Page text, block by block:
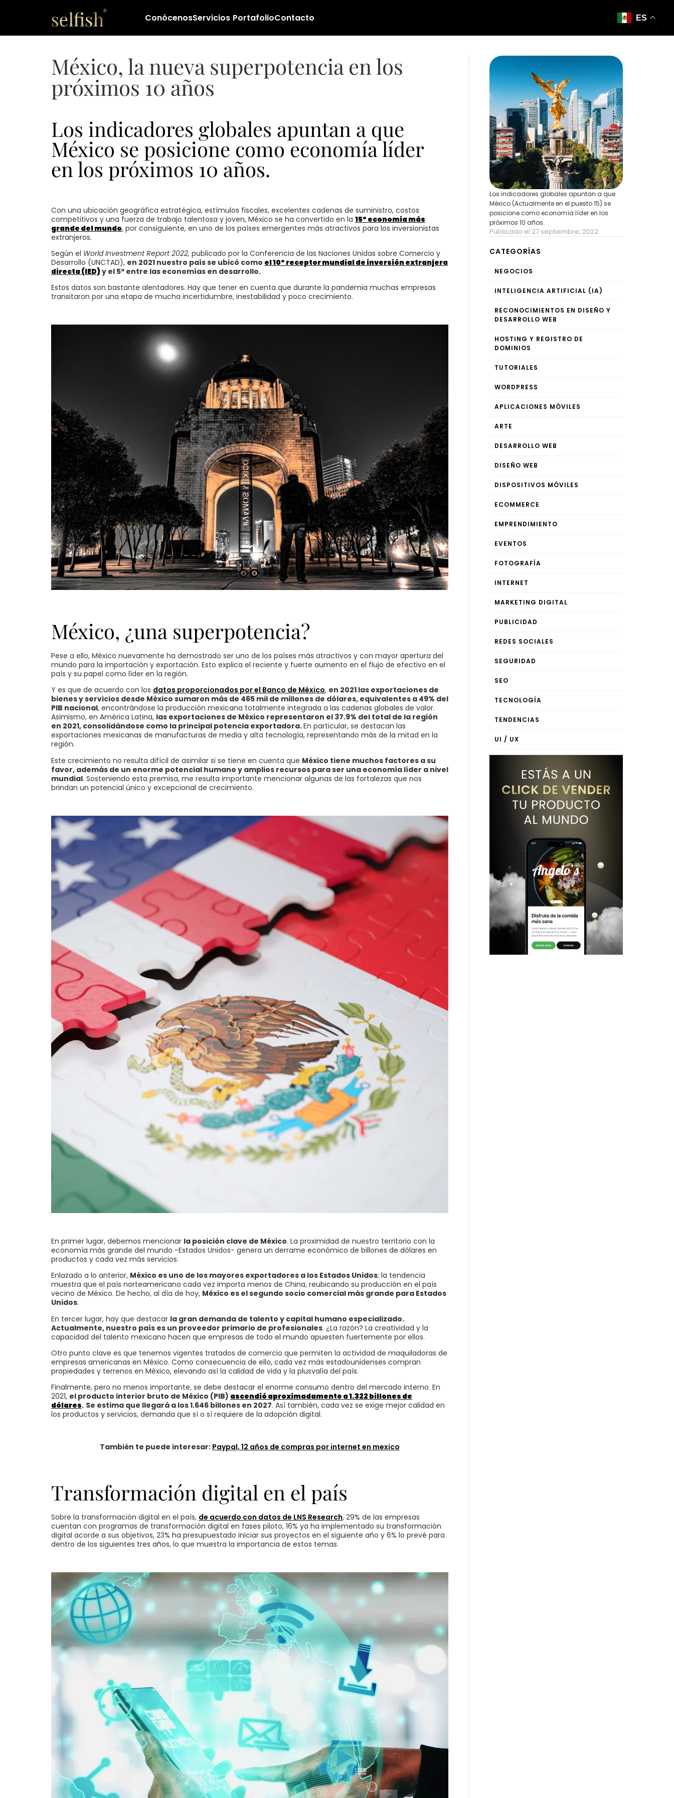
ConócenosServicios PortafolioContacto
México, la nueva superpotencia en los
próximos 10 años
Los indicadores globales apuntan a que
México se posicione como economía líder
en los próximos 10 años.
Con una ubicación geográfica estratégica, estímulos fiscales, excelentes cadenas de suministro, costos
competitivos y una fuerza de trabajo talentosa y joven, México se ha convertido en la 15º economía más
grande del mundo, por consiguiente, en uno de los países emergentes más atractivos para los inversionistas
extranjeros.
Según el World Investment Report 2022, publicado por la Conferencia de las Naciones Unidas sobre Comercio y
Desarrollo (UNCTAD), en 2021 nuestro país se ubicó como el 10º receptor mundial de inversión extranjera
directa (IED)y el 5º entre las economías en desarrollo.
Estos datos son bastante alentadores. Hay que tener en cuenta que durante la pandemia muchas empresas
transitaron por una etapa de mucha incertidumbre, inestabilidad y poco crecimiento.
México, ¿una superpotencia?
Pese a ello, México nuevamente ha demostrado ser uno de los países más atractivos y con mayor apertura del
mundo para la importación y exportación. Esto explica el reciente y fuerte aumento en el flujo de efectivo en el
país y su papel como líder en la región.
Y es que de acuerdo con los datos proporcionados por el Banco de México, en 2021 las exportaciones de
bienes y servicios desde México sumaron más de 465 mil de millones de dólares, equivalentes a 49% del
PIB nacional, encontrándose la producción mexicana totalmente integrada a las cadenas globales de valor.
Asimismo, en América Latina, las exportaciones de México representaron el 37.9% del total de la región
en 2021, consolidándose como la principal potencia exportadora.En particular, se destacan las
exportaciones mexicanas de manufacturas de media y alta tecnología, representando más de la mitad en la
región.
Este crecimiento no resulta difícil de asimilar si se tiene en cuenta que México tiene muchos factores a su
favor, además de un enorme potencial humano y amplios recursos para ser una economía líder a nivel
mundial. Sosteniendo esta premisa, me resulta importante mencionar algunas de las fortalezas que nos
brindan un potencial único y excepcional de crecimiento.
En primer lugar, debemos mencionar la posición clave de México. La proximidad de nuestro territorio con la
economía más grande del mundo -Estados Unidos- genera un derrame económico de billones de dólares en
productos y cada vez más servicios.
Enlazado a lo anterior, México es uno de los mayores exportadores a los Estados Unidos; la tendencia
muestra que el país norteamericano cada vez importa menos de China, reubicando su producción en el país
vecino de México. De hecho, al día de hoy, México es el segundo socio comercial más grande para Estados
Unidos.
En tercer lugar, hay que destacar la gran demanda de talento y capital humano especializado.
Actualmente, nuestro país es un proveedor primario de profesionales. ¿La razón? La creatividad y la
capacidad del talento mexicano hacen que empresas de todo el mundo apuesten fuertemente por ellos.
Otro punto clave es que tenemos vigentes tratados de comercio que permiten la actividad de maquiladoras de
empresas americanas en México. Como consecuencia de ello, cada vez más estadounidenses compran
propiedades y terrenos en México, elevando así la calidad de vida y la plusvalía del país.
Finalmente, pero no menos importante, se debe destacar el enorme consumo dentro del mercado interno. En
2021, el producto interior bruto de México (PIB) ascendió aproximadamente a 1.322 billones de
dólares. Se estima que llegará a los 1.646 billones en 2027. Así también, cada vez se exige mejor calidad en
los productos y servicios, demanda que sí o sí requiere de la adopción digital.
También te puede interesar: Paypal, 12 años de compras por internet en mexico
Transformación digital en el país
Sobre la transformación digital en el país, de acuerdo con datos de LNS Research, 29% de las empresas
cuentan con programas de transformación digital en fases piloto, 16% ya ha implementado su transformación
digital acorde a sus objetivos, 23% ha presupuestado iniciar sus proyectos en el siguiente año y 6% lo prevé para
dentro de los siguientes tres años, lo que muestra la importancia de estos temas.
Los indicadores globales apuntan a que
México (Actualmente en el puesto 15) se
posicione como economía líder en los
próximos 10 años.
Publicado el 27 septiembre, 2022
CATEGORÍAS
NEGOCIOS
INTELIGENCIA ARTIFICIAL (IA)
RECONOCIMIENTOS EN DISEÑO Y
DESARROLLO WEB
HOSTING Y REGISTRO DE
DOMINIOS
TUTORIALES
WORDPRESS
APLICACIONES MÓVILES
ARTE
DESARROLLO WEB
DISEÑO WEB
DISPOSITIVOS MÓVILES
ECOMMERCE
EMPRENDIMIENTO
EVENTOS
FOTOGRAFÍA
INTERNET
MARKETING DIGITAL
PUBLICIDAD
REDES SOCIALES
SEGURIDAD
SEO
TECNOLOGÍA
TENDENCIAS
UI / UX
ES